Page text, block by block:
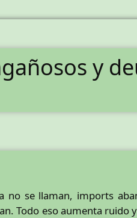
y
se llaman, imports
Todo eso aumenta